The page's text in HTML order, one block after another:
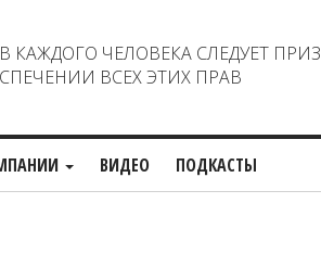
ЧЕЛОВЕКА СЛЕДУЕТ
ВСЕХ ЭТИХ ПРАВ
ВИДЕО ПОДКАСТЫ